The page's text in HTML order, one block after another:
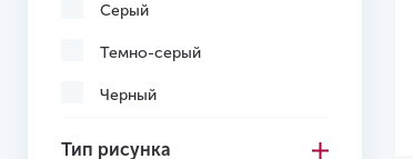
Серый
Темно-серый
Черный
Тип рисунка